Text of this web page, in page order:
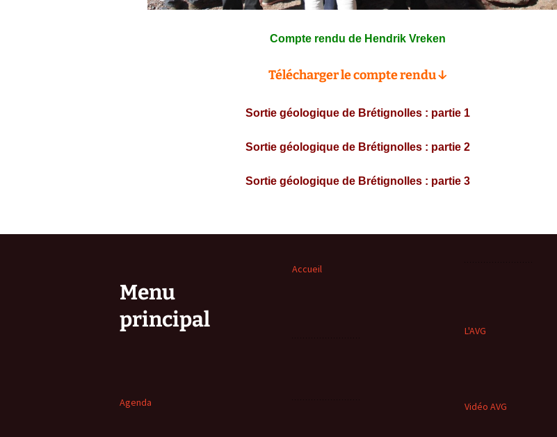
Compte rendu de Hendrik Vreken
Télécharger le compte rendu ↓
Sortie géologique de Brétignolles : partie 1
Sortie géologique de Brétignolles : partie 2
Sortie géologique de Brétignolles : partie 3
Menu
principal
Accueil
L'AVG
Agenda Vidéo AVG